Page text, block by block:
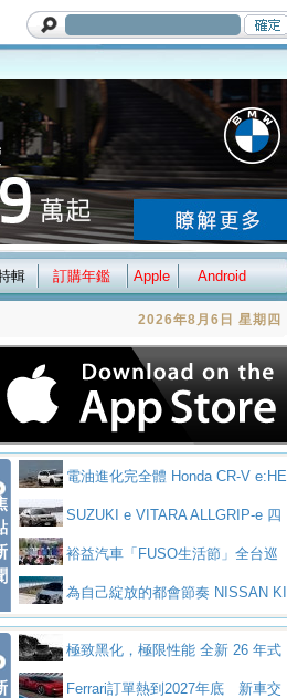
輯 訂購年鑑 Apple Android
2026年8月6日 星期四
電油進化完全體 Honda CR-V e:HE
V PrestigeSUZUKI e VITARA ALLGRIP-e 四
驅精神的純電新詮釋
裕益汽車「FUSO生活節」全台巡
迴 結合生活體驗、交通安全與購車優惠
為自己綻放的都會節奏 NISSAN KI
CKS SAKURA為品味獨具層峰買家打造的頂級座
駕，MAZDA CX-90 33T AWD Premium Ca
極致黑化，極限性能 全新 26 年式
DEFENDER OCTA BLACK 限量登台
Ferrari訂單熱到2027年底 新車交